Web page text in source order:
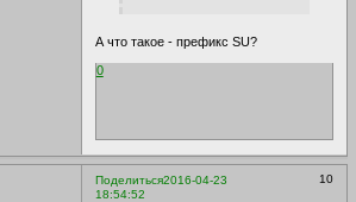
А что такое - префикс SU?
0
Поделиться 10
2016-04-23
18:54:52